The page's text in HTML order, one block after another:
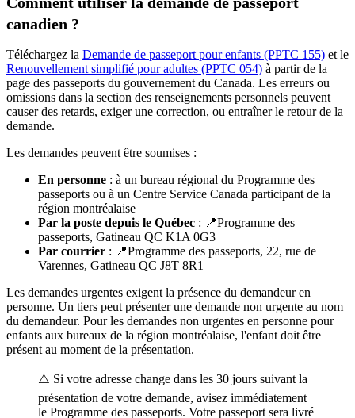
canadien ?
Téléchargez la Demande de passeport pour enfants (PPTC 155) et le
Renouvellement simplifié pour adultes (PPTC 054) à partir de la
page des passeports du gouvernement du Canada. Les erreurs ou
omissions dans la section des renseignements personnels peuvent
causer des retards, exiger une correction, ou entraîner le retour de la
demande.
Les demandes peuvent être soumises :
En personne : à un bureau régional du Programme des
passeports ou à un Centre Service Canada participant de la
région montréalaise
Par la poste depuis le Québec : 📍Programme des
passeports, Gatineau QC K1A 0G3
Par courrier : 📍Programme des passeports, 22, rue de
Varennes, Gatineau QC J8T 8R1
Les demandes urgentes exigent la présence du demandeur en
personne. Un tiers peut présenter une demande non urgente au nom
du demandeur. Pour les demandes non urgentes en personne pour
enfants aux bureaux de la région montréalaise, l'enfant doit être
présent au moment de la présentation.
⚠️ Si votre adresse change dans les 30 jours suivant la
présentation de votre demande, avisez immédiatement
le Programme des passeports. Votre passeport sera livré